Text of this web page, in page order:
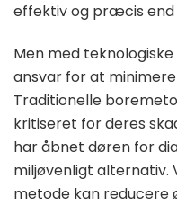
effektiv og præcis end
Men med
ansvar for at
Traditionelle
kritiseret for deres
har åbnet døren for
miljøvenligt alternativ.
metode kan reducere